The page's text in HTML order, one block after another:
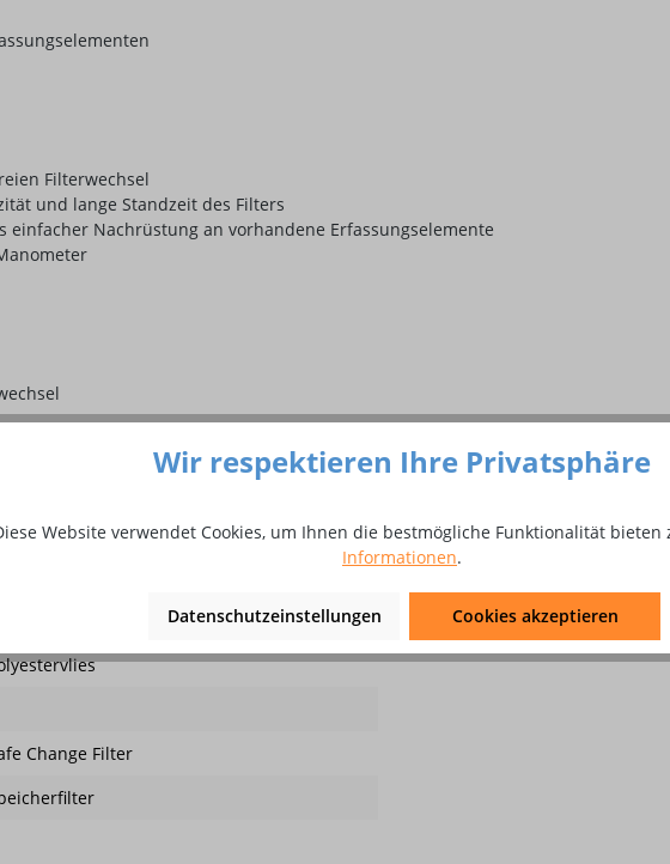
Filterwechsel
und lange Standzeit des Filters
Nachrüstung an vorhandene Erfassungselemente
99.5 %
Change Filter
Wir respektieren Ihre Privatsphäre
Website verwendet Cookies, um Ihnen die bestmögliche Funktionalität bieten
Informationen.
Datenschutzeinstellungen Cookies akzeptieren